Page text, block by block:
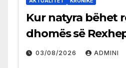
Kur natyra bëhet
dhomës së
03/08/2026 ADMINI